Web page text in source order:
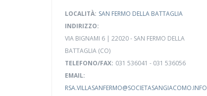
LOCALITÀ: SAN FERMO DELLA BATTAGLIA
INDIRIZZO:
VIA BIGNAMI 6 | 22020 - SAN FERMO DELLA
BATTAGLIA (CO)
TELEFONO/FAX: 031 536041 - 031 536056
EMAIL:
RSA.VILLASANFERMO@SOCIETASANGIACOMO.INFO